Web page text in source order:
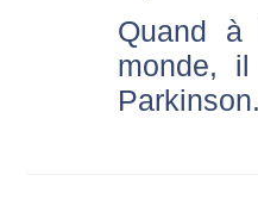
Quand à
monde,